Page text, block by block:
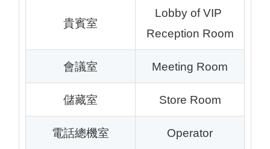
貴賓室
Lobby of VIP
Reception Room
會議室 Meeting Room
儲藏室 Store Room
電話總機室 Operator